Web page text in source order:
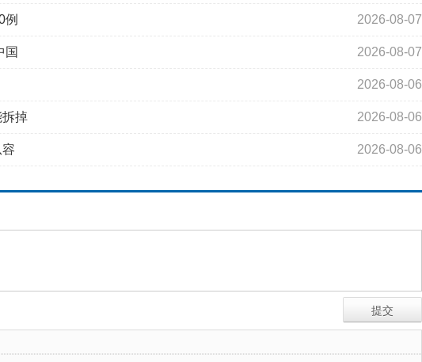
例 2026-08-07
国 2026-08-07
2026-08-06
掉 2026-08-06
2026-08-06